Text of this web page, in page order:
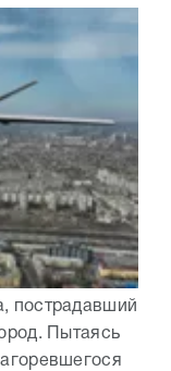
пострадавший
Пытаясь